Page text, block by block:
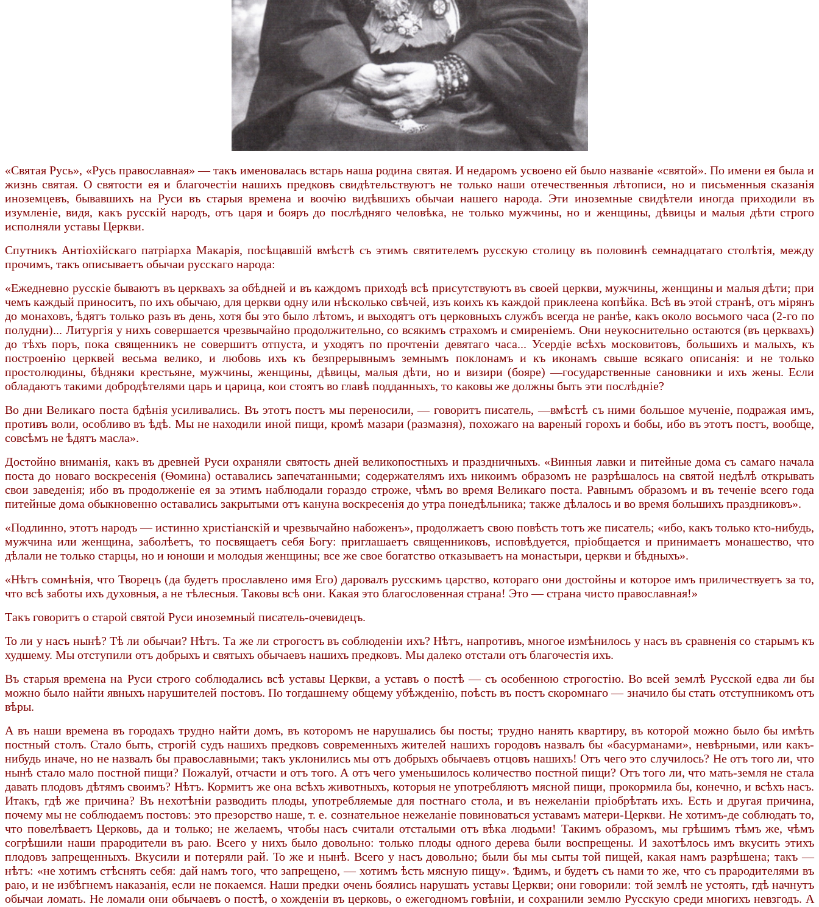
«Святая Русь», «Русь православная» — такъ именовалась встарь наша родина святая. И недаромъ усвоено ей было названіе «святой». По имени ея была и
жизнь святая. О святости ея и благочестіи нашихъ предковъ свидѣтельствуютъ не только наши отечественныя лѣтописи, но и письменныя сказанія
иноземцевъ, бывавшихъ на Руси въ старыя времена и воочію видѣвшихъ обычаи нашего народа. Эти иноземные свидѣтели иногда приходили въ
изумленіе, видя, какъ русскій народъ, отъ царя и бояръ до послѣдняго человѣка, не только мужчины, но и женщины, дѣвицы и малыя дѣти строго
исполняли уставы Церкви.
Спутникъ Антіохійскаго патріарха Макарія, посѣщавшій вмѣстѣ съ этимъ святителемъ русскую столицу въ половинѣ семнадцатаго столѣтія, между
прочимъ, такъ описываетъ обычаи русскаго народа:
«Ежедневно русскіе бываютъ въ церквахъ за обѣдней и въ каждомъ приходѣ всѣ присутствуютъ въ своей церкви, мужчины, женщины и малыя дѣти; при
чемъ каждый приноситъ, по ихъ обычаю, для церкви одну или нѣсколько свѣчей, изъ коихъ къ каждой приклеена копѣйка. Всѣ въ этой странѣ, отъ мірянъ
до монаховъ, ѣдятъ только разъ въ день, хотя бы это было лѣтомъ, и выходятъ отъ церковныхъ службъ всегда не ранѣе, какъ около восьмого часа (2-го по
полудни)... Литургія у нихъ совершается чрезвычайно продолжительно, со всякимъ страхомъ и смиреніемъ. Они неукоснительно остаются (въ церквахъ)
до тѣхъ поръ, пока священникъ не совершитъ отпуста, и уходятъ по прочтеніи девятаго часа... Усердіе всѣхъ московитовъ, большихъ и малыхъ, къ
построенію церквей весьма велико, и любовь ихъ къ безпрерывнымъ земнымъ поклонамъ и къ иконамъ свыше всякаго описанія: и не только
простолюдины, бѣдняки крестьяне, мужчины, женщины, дѣвицы, малыя дѣти, но и визири (бояре) —государственные сановники и ихъ жены. Если
обладаютъ такими добродѣтелями царь и царица, кои стоятъ во главѣ подданныхъ, то каковы же должны быть эти послѣдніе?
Во дни Великаго поста бдѣнія усиливались. Въ этотъ постъ мы переносили, — говоритъ писатель, —вмѣстѣ съ ними большое мученіе, подражая имъ,
противъ воли, особливо въ ѣдѣ. Мы не находили иной пищи, кромѣ мазари (размазня), похожаго на вареный горохъ и бобы, ибо въ этотъ постъ, вообще,
совсѣмъ не ѣдятъ масла».
Достойно вниманія, какъ въ древней Руси охраняли святость дней великопостныхъ и праздничныхъ. «Винныя лавки и питейные дома съ самаго начала
поста до новаго воскресенія (Ѳомина) оставались запечатанными; содержателямъ ихъ никоимъ образомъ не разрѣшалось на святой недѣлѣ открывать
свои заведенія; ибо въ продолженіе ея за этимъ наблюдали гораздо строже, чѣмъ во время Великаго поста. Равнымъ образомъ и въ теченіе всего года
питейные дома обыкновенно оставались закрытыми отъ кануна воскресенія до утра понедѣльника; также дѣлалось и во время большихъ праздниковъ».
«Подлинно, этотъ народъ — истинно христіанскій и чрезвычайно набоженъ», продолжаетъ свою повѣсть тотъ же писатель; «ибо, какъ только кто-нибудь,
мужчина или женщина, заболѣетъ, то посвящаетъ себя Богу: приглашаетъ священниковъ, исповѣдуется, пріобщается и принимаетъ монашество, что
дѣлали не только старцы, но и юноши и молодыя женщины; все же свое богатство отказываетъ на монастыри, церкви и бѣдныхъ».
«Нѣтъ сомнѣнія, что Творецъ (да будетъ прославлено имя Его) даровалъ русскимъ царство, котораго они достойны и которое имъ приличествуетъ за то,
что всѣ заботы ихъ духовныя, а не тѣлесныя. Таковы всѣ они. Какая это благословенная страна! Это — страна чисто православная!»
Такъ говоритъ о старой святой Руси иноземный писатель-очевидецъ.
То ли у насъ нынѣ? Тѣ ли обычаи? Нѣтъ. Та же ли строгостъ въ соблюденіи ихъ? Нѣтъ, напротивъ, многое измѣнилось у насъ въ сравненія со старымъ къ
худшему. Мы отступили отъ добрыхъ и святыхъ обычаевъ нашихъ предковъ. Мы далеко отстали отъ благочестія ихъ.
Въ старыя времена на Руси строго соблюдались всѣ уставы Церкви, а уставъ о постѣ — съ особенною строгостію. Во всей землѣ Русской едва ли бы
можно было найти явныхъ нарушителей постовъ. По тогдашнему общему убѣжденію, поѣсть въ постъ скоромнаго — значило бы стать отступникомъ отъ
вѣры.
А въ наши времена въ городахъ трудно найти домъ, въ которомъ не нарушались бы посты; трудно нанять квартиру, въ которой можно было бы имѣть
постный столъ. Стало быть, строгій судъ нашихъ предковъ современныхъ жителей нашихъ городовъ назвалъ бы «басурманами», невѣрными, или какъ-
нибудь иначе, но не назвалъ бы православными; такъ уклонились мы отъ добрыхъ обычаевъ отцовъ нашихъ! Отъ чего это случилось? Не отъ того ли, что
нынѣ стало мало постной пищи? Пожалуй, отчасти и отъ того. А отъ чего уменьшилось количество постной пищи? Отъ того ли, что мать-земля не стала
давать плодовъ дѣтямъ своимъ? Нѣтъ. Кормитъ же она всѣхъ животныхъ, которыя не употребляютъ мясной пищи, прокормила бы, конечно, и всѣхъ насъ.
Итакъ, гдѣ же причина? Въ нехотѣніи разводить плоды, употребляемые для постнаго стола, и въ нежеланіи пріобрѣтать ихъ. Есть и другая причина,
почему мы не соблюдаемъ постовъ: это презорство наше, т. е. сознательное нежеланіе повиноваться уставамъ матери-Церкви. Не хотимъ-де соблюдать то,
что повелѣваетъ Церковь, да и только; не желаемъ, чтобы насъ считали отсталыми отъ вѣка людьми! Такимъ образомъ, мы грѣшимъ тѣмъ же, чѣмъ
согрѣшили наши прародители въ раю. Всего у нихъ было довольно: только плоды одного дерева были воспрещены. И захотѣлось имъ вкусить этихъ
плодовъ запрещенныхъ. Вкусили и потеряли рай. То же и нынѣ. Всего у насъ довольно; были бы мы сыты той пищей, какая намъ разрѣшена; такъ —
нѣтъ: «не хотимъ стѣснять себя: дай намъ того, что запрещено, — хотимъ ѣсть мясную пищу». Ѣдимъ, и будетъ съ нами то же, что съ прародителями въ
раю, и не избѣгнемъ наказанія, если не покаемся. Наши предки очень боялись нарушать уставы Церкви; они говорили: той землѣ не устоять, гдѣ начнутъ
обычаи ломать. Не ломали они обычаевъ о постѣ, о хожденіи въ церковь, о ежегодномъ говѣніи, и сохранили землю Русскую среди многихъ невзгодъ. А